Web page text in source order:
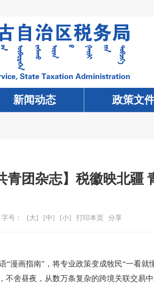
新闻动态 政策文
新闻动态 政策文
青团杂志】税徽映北疆
字号： [大] [中] [小] 打印本页 分享
“漫画指南”，将专业政策变成牧民“一看
不舍昼夜，从数万条复杂的跨境关联交易